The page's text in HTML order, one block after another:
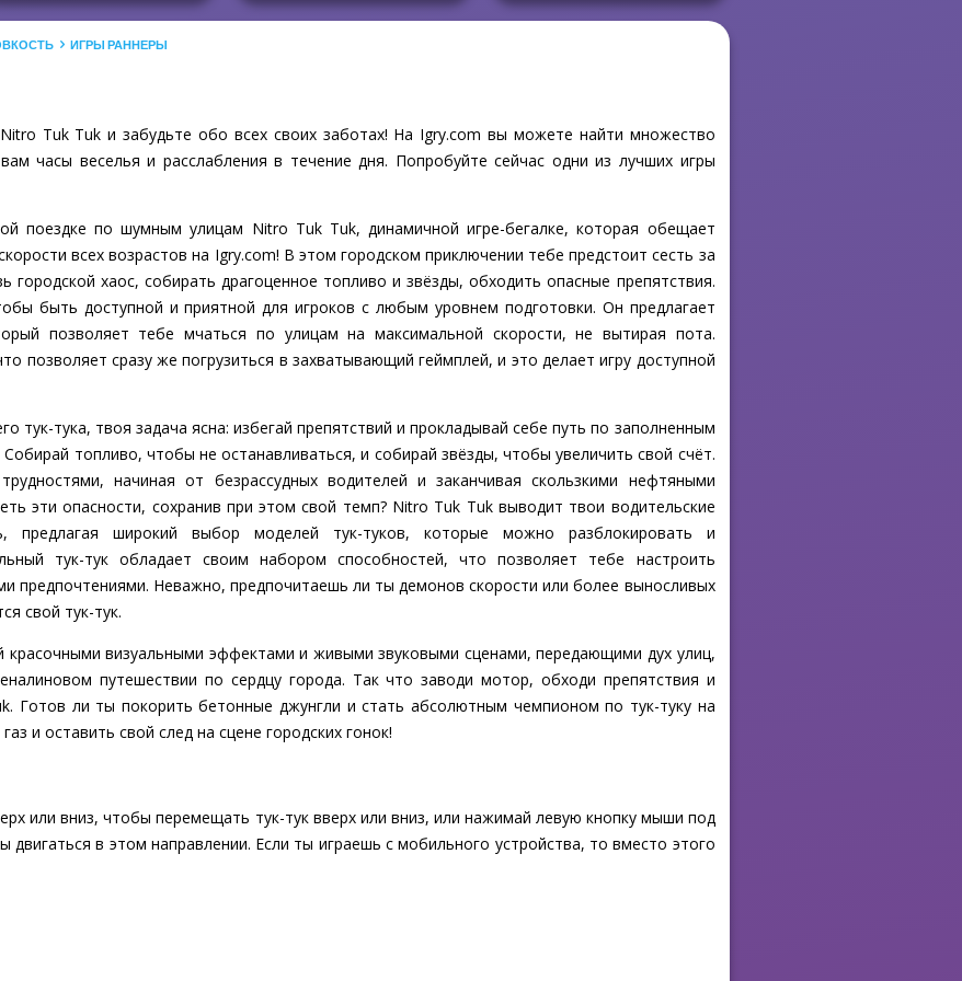
ИГРЫ РАННЕРЫ
Tuk Tuk и забудьте обо всех своих заботах! На Igry.com вы можете найти множество
часы веселья и расслабления в течение дня. Попробуйте сейчас одни из лучших игры
поездке по шумным улицам Nitro Tuk Tuk, динамичной игре-бегалке, которая обещает
всех возрастов на Igry.com! В этом городском приключении тебе предстоит сесть за
городской хаос, собирать драгоценное топливо и звёзды, обходить опасные препятствия.
быть доступной и приятной для игроков с любым уровнем подготовки. Он предлагает
позволяет тебе мчаться по улицам на максимальной скорости, не вытирая пота.
позволяет сразу же погрузиться в захватывающий геймплей, и это делает игру доступной
тук-тука, твоя задача ясна: избегай препятствий и прокладывай себе путь по заполненным
топливо, чтобы не останавливаться, и собирай звёзды, чтобы увеличить свой счёт.
начиная от безрассудных водителей и заканчивая скользкими нефтяными
эти опасности, сохранив при этом свой темп? Nitro Tuk Tuk выводит твои водительские
предлагая широкий выбор моделей тук-туков, которые можно разблокировать и
тук-тук обладает своим набором способностей, что позволяет тебе настроить
предпочтениями. Неважно, предпочитаешь ли ты демонов скорости или более выносливых
свой тук-тук.
красочными визуальными эффектами и живыми звуковыми сценами, передающими дух улиц,
путешествии по сердцу города. Так что заводи мотор, обходи препятствия и
Готов ли ты покорить бетонные джунгли и стать абсолютным чемпионом по тук-туку на
и оставить свой след на сцене городских гонок!
или вниз, чтобы перемещать тук-тук вверх или вниз, или нажимай левую кнопку мыши под
в этом направлении. Если ты играешь с мобильного устройства, то вместо этого